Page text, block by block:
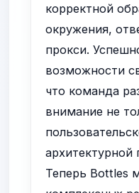
корректной
окружения,
прокси.
возможности
что команда
внимание не
архитектурной
Теперь Bottles